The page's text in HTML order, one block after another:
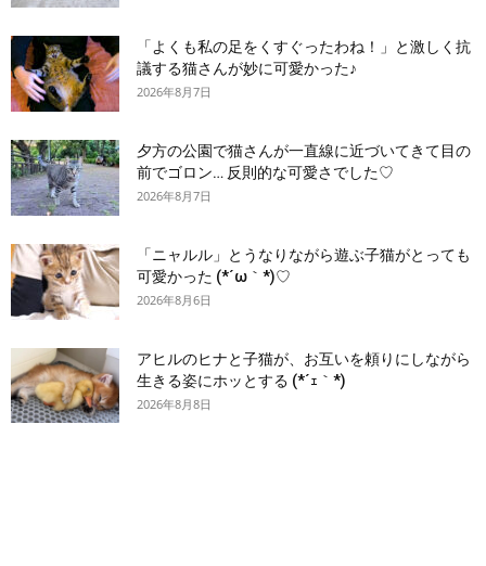
「よくも私の足をくすぐったわね！」と激しく抗
議する猫さんが妙に可愛かった♪
2026年8月7日
夕方の公園で猫さんが一直線に近づいてきて目の
前でゴロン… 反則的な可愛さでした♡
2026年8月7日
「ニャルル」とうなりながら遊ぶ子猫がとっても
可愛かった (*´ω｀*)♡
2026年8月6日
アヒルのヒナと子猫が、お互いを頼りにしながら
生きる姿にホッとする (*´ｪ｀*)
2026年8月8日